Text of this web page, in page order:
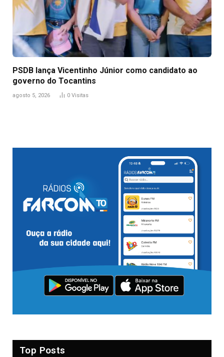
PSDB lança Vicentinho Júnior como candidato ao
governo do Tocantins
agosto 5, 2026 0 Visitas
Top Posts